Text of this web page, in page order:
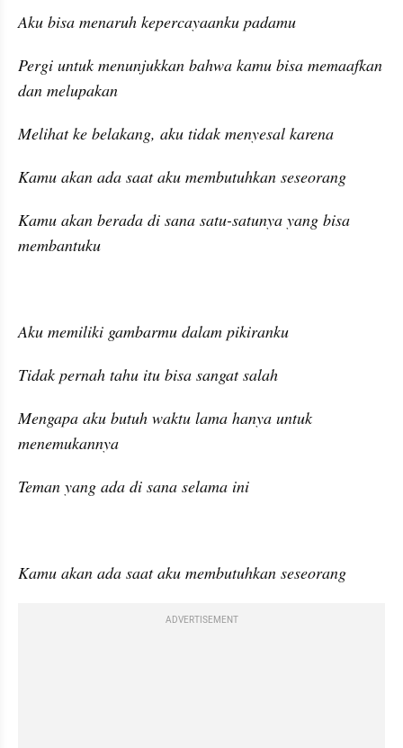
Aku bisa menaruh kepercayaanku padamu
Pergi untuk menunjukkan bahwa kamu bisa memaafkan
dan melupakan
Melihat ke belakang, aku tidak menyesal karena
Kamu akan ada saat aku membutuhkan seseorang
Kamu akan berada di sana satu-satunya yang bisa
membantuku
Aku memiliki gambarmu dalam pikiranku
Tidak pernah tahu itu bisa sangat salah
Mengapa aku butuh waktu lama hanya untuk
menemukannya
Teman yang ada di sana selama ini
Kamu akan ada saat aku membutuhkan seseorang
ADVERTISEMENT